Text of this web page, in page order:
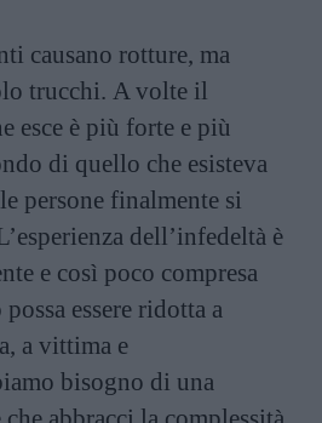
causano rotture, ma
trucchi. A volte il
esce è più forte e più
di quello che esisteva
persone finalmente si
dell’infedeltà è
e così poco compresa
essere ridotta a
a vittima e
bisogno di una